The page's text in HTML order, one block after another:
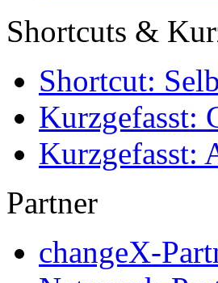
Shortcuts &
Shortcut:
Kurzgefasst:
Kurzgefasst:
Partner
changeX-